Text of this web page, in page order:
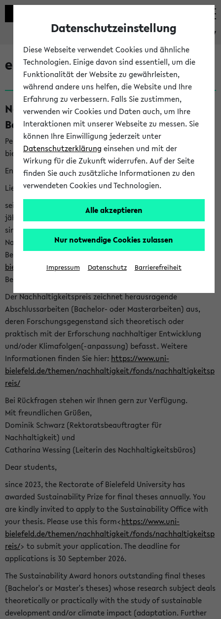
eKVV
eKVV News
Nachhaltigkeitspreis 2026:
Bewerbungsphase gestartet (06.08.26)
Per E-Mail eingestellt von nachhaltigkeitsbuero@uni-
bielefeld.de an den Verteiler 'Alle Studierenden':
English version below
Liebe Studierende,
seit 2023 verleiht das Rektorat der Universität Bielefeld
jährlich den Nachhaltigkeitspreis für Abschlussarbeiten. Sie
sind herzlich eingeladen sich mit Ihrer Abschlussarbeit beim
Nachhaltigkeitsbüro zu bewerben. Bitte nutzen Sie für Ihre
Bewerbung dieses Formular<https://formulare.uni-
bielefeld.de/frontend-server/form/provide/913/>. Die
Bewerbungsfrist endet am 30.09.2026.
Der Nachhaltigkeitspreis zeichnet herausragende
Abschlussarbeiten (Bachelor- oder Masterarbeiten) aus,
deren Forschungsgegenstand sich theoretisch oder
praktisch mit der Erforschung nachhaltiger Entwicklung
und/oder Klimafolgen(-anpassung) befasst. Weitere
Informationen finden Sie hier: https://www.uni-
bielefeld.de/themen/nachhaltigkeit/fonds/nachhaltigkeitsp
reis/
Bei Rückfragen stehen wir Ihnen gern zur Verfügung.
Mit freundlichen Grüßen,
Dominik Schwarz (Rektoratsbeauftragter für
Nachhaltigkeit) und
Catharina Wessing (Leiterin des Nachhaltigkeitsbüros)
Dear students,
since 2023, the Rectorate of Bielefeld University has
awarded Sustainability Prize for final theses annually. You
are kindly invited to apply to the Sustainability Office with
your thesis. Please use this form<https://www.uni-
bielefeld.de/themen/nachhaltigkeit/fonds/nachhaltigkeitsp
reis/> to submit your application. The deadline for
applications is 30 September 2026.
The Sustainability Award honors outstanding final theses
(Bachelor's or Master's theses) whose research subject deals
theoretically or practically with the study of sustainable
development and/or climate impact (adaptation. Further
Datenschutzeinstellung
Diese Webseite verwendet Cookies und ähnliche
Technologien. Einige davon sind essentiell, um die
Funktionalität der Website zu gewährleisten,
während andere uns helfen, die Website und Ihre
Erfahrung zu verbessern. Falls Sie zustimmen,
verwenden wir Cookies und Daten auch, um Ihre
Interaktionen mit unserer Webseite zu messen. Sie
können Ihre Einwilligung jederzeit unter
Datenschutzerklärung einsehen und mit der
Wirkung für die Zukunft widerrufen. Auf der Seite
finden Sie auch zusätzliche Informationen zu den
verwendeten Cookies und Technologien.
Alle akzeptieren
Nur notwendige Cookies zulassen
Impressum Datenschutz Barrierefreiheit